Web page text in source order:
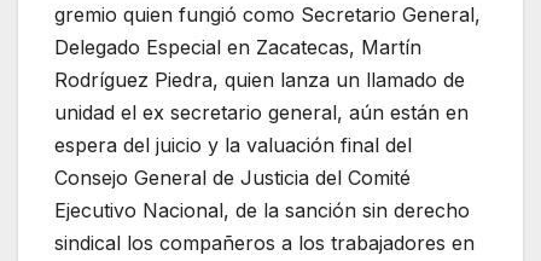
gremio quien fungió como Secretario General,
Delegado Especial en Zacatecas, Martín
Rodríguez Piedra, quien lanza un llamado de
unidad el ex secretario general, aún están en
espera del juicio y la valuación final del
Consejo General de Justicia del Comité
Ejecutivo Nacional, de la sanción sin derecho
sindical los compañeros a los trabajadores en